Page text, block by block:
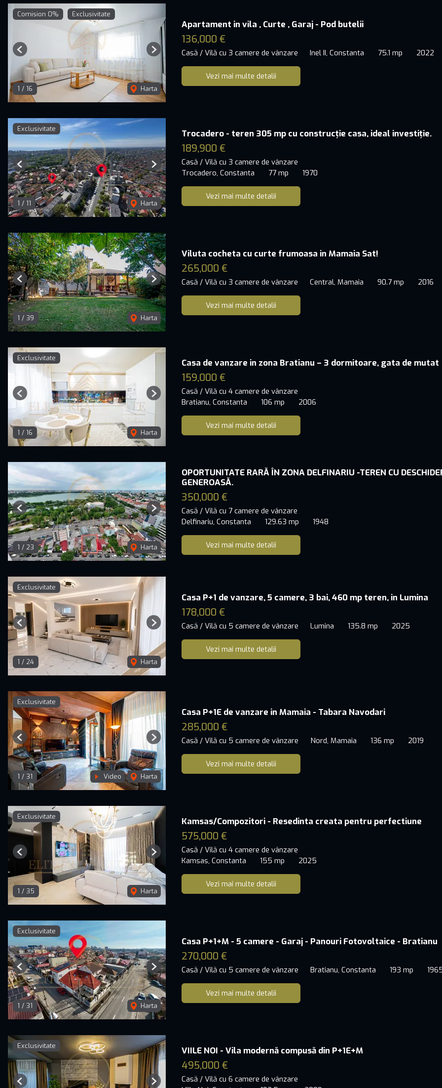
Comision 0% Exclusivitate
1 / 16 Harta
Previous Next
Apartament in vila , Curte , Garaj - Pod butelii
136,000 €
Casă / Vilă cu 3 camere de vânzare Inel II, Constanta 75.1 mp 2022
Vezi mai multe detalii
Exclusivitate
1 / 11 Harta
Previous Next
Trocadero - teren 305 mp cu construcție casa, ideal investiție.
189,900 €
Casă / Vilă cu 3 camere de vânzare
Trocadero, Constanta
77 mp 1970
Vezi mai multe detalii
1 / 39 Harta
Previous Next
Viluta cocheta cu curte frumoasa in Mamaia Sat!
265,000 €
Casă / Vilă cu 3 camere de vânzare Central, Mamaia 90.7 mp 2016
Vezi mai multe detalii
Exclusivitate
1 / 16 Harta
Previous Next
Casa de vanzare in zona Bratianu – 3 dormitoare, gata de mutat
159,000 €
Casă / Vilă cu 4 camere de vânzare
Bratianu, Constanta
106 mp 2006
Vezi mai multe detalii
1 / 23 Harta
Previous Next
OPORTUNITATE RARĂ ÎN ZONA DELFINARIU -TEREN CU
GENEROASĂ.
350,000 €
Casă / Vilă cu 7 camere de vânzare
Delfinariu, Constanta
129.63 mp 1948
Vezi mai multe detalii
Exclusivitate
1 / 24 Harta
Previous Next
Casa P+1 de vanzare, 5 camere, 3 bai, 460 mp teren, in Lumina
178,000 €
Casă / Vilă cu 5 camere de vânzare Lumina 135.8 mp 2025
Vezi mai multe detalii
Exclusivitate
1 / 31 Video Harta
Previous Next
Casa P+1E de vanzare in Mamaia - Tabara Navodari
285,000 €
Casă / Vilă cu 5 camere de vânzare Nord, Mamaia 136 mp 2019
Vezi mai multe detalii
Exclusivitate
1 / 35 Harta
Previous Next
Kamsas/Compozitori - Resedinta creata pentru perfectiune
575,000 €
Casă / Vilă cu 4 camere de vânzare
Kamsas, Constanta
155 mp 2025
Vezi mai multe detalii
Exclusivitate
1 / 31 Harta
Previous Next
Casa P+1+M - 5 camere - Garaj - Panouri Fotovoltaice - Bratianu
270,000 €
Casă / Vilă cu 5 camere de vânzare Bratianu, Constanta 193 mp
Vezi mai multe detalii
Exclusivitate
Previous Next
VIILE NOI - Vila modernă compusă din P+1E+M
495,000 €
Casă / Vilă cu 6 camere de vânzare